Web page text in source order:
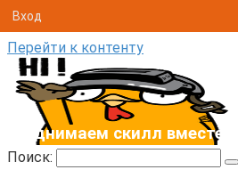
Перейти к контенту
Поднимаем скилл вместе 💪
Поиск:
Вход